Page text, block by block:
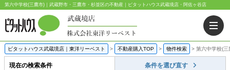
第六中学校(三鷹市)｜武蔵野市・三鷹市・杉並区の不動産｜ピタットハウス武蔵境店・阿佐ヶ谷店
ピタットハウス武蔵境店｜東洋リーベスト > 不動産購入TOP > 物件検索 > 第六中学校(三
現在の検索条件 条件を選び直す